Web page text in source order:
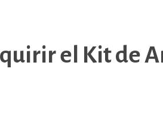
el Kit de